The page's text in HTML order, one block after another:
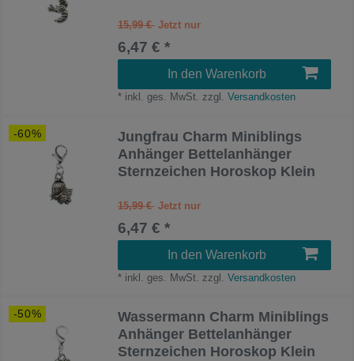
15,99 €
6,47 € *
In den Warenkorb
* inkl. ges. MwSt. zzgl. Versandkosten
-60%
Jungfrau Charm Miniblings
Anhänger Bettelanhänger
Sternzeichen Horoskop Klein
15,99 €
6,47 € *
In den Warenkorb
* inkl. ges. MwSt. zzgl. Versandkosten
-50%
Wassermann Charm Miniblings
Anhänger Bettelanhänger
Sternzeichen Horoskop Klein